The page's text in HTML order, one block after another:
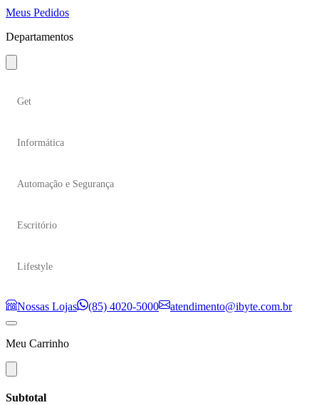
Meus Pedidos
Departamentos
Get
Informática
Automação e Segurança
Escritório
Lifestyle
Nossas Lojas (85) 4020-5000 atendimento@ibyte.com.br
Meu Carrinho
Subtotal